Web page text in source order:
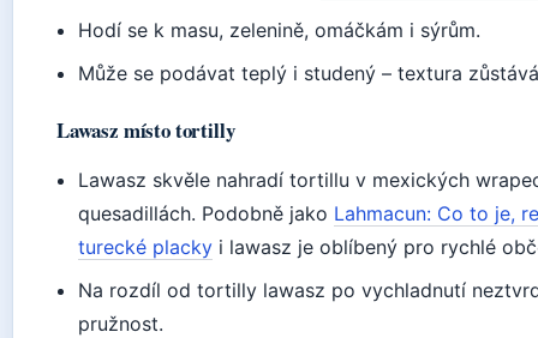
Hodí se k masu, zelenině, omáčkám i sýrům.
Může se podávat teplý i studený – textura
Lawasz místo tortilly
Lawasz skvěle nahradí tortillu v mexických
quesadillách. Podobně jako Lahmacun: Co to je,
turecké placky i lawasz je oblíbený pro rychlé
Na rozdíl od tortilly lawasz po vychladnutí
pružnost.